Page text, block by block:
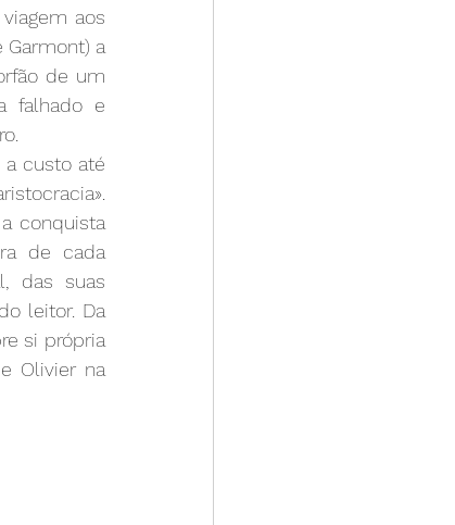
aos
Garmont) a
de um
falhado e
a custo até
conquista
de cada
das suas
leitor. Da
si própria
Olivier na